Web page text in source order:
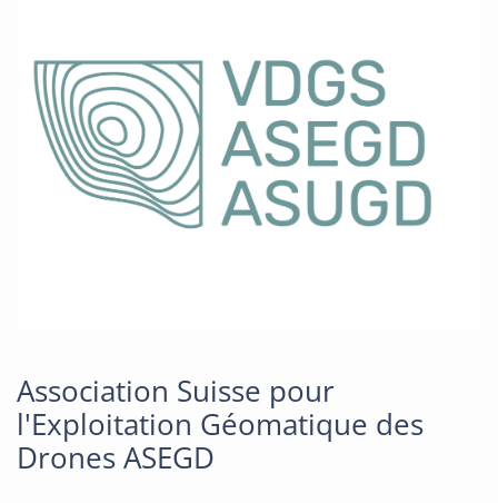
Association Suisse pour
l'Exploitation Géomatique des
Drones ASEGD